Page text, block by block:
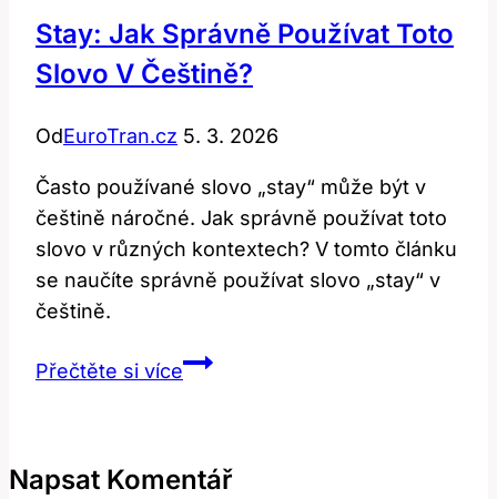
Stay: Jak Správně Používat Toto
Slovo V Češtině?
OdEuroTran.cz 5. 3. 2026
Často používané slovo „stay“ může být v
češtině náročné. Jak správně používat toto
slovo v různých kontextech? V tomto článku
se naučíte správně používat slovo „stay“ v
češtině.
Přečtěte si víceStay:
toto
Napsat Komentář